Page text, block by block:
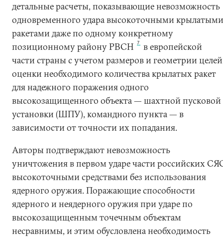
детальные расчеты, показывающие невозможность
одновременного удара высокоточными крылатыми
ракетами даже по одному конкретному
позиционному району РВСН 7
в европейской
части страны с учетом размеров и геометрии
оценки необходимого количества крылатых ракет
для надежного поражения одного
высокозащищенного объекта — шахтной пусковой
установки (ШПУ), командного пункта — в
зависимости от точности их попадания.
Авторы подтверждают невозможность
уничтожения в первом ударе части российских
высокоточными средствами без использования
ядерного оружия. Поражающие способности
ядерного и неядерного оружия при ударе по
высокозащищенным точечным объектам
несравнимы, и этим обусловлена необходимость